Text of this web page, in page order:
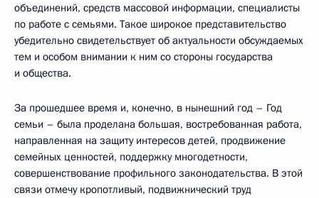
объединений, средств массовой информации, специалисты
по работе с семьями. Такое широкое представительство
убедительно свидетельствует об актуальности обсуждаемых
тем и особом внимании к ним со стороны государства
и общества.
За прошедшее время и, конечно, в нынешний год – Год
семьи – была проделана большая, востребованная работа,
направленная на защиту интересов детей, продвижение
семейных ценностей, поддержку многодетности,
совершенствование профильного законодательства. В этой
связи отмечу кропотливый, подвижнический труд